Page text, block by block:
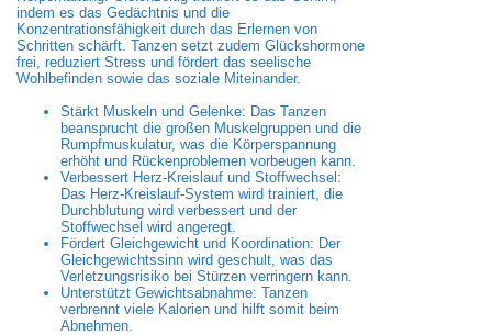
indem es das Gedächtnis und die
Konzentrationsfähigkeit durch das Erlernen von
Schritten schärft. Tanzen setzt zudem Glückshormone
frei, reduziert Stress und fördert das seelische
Wohlbefinden sowie das soziale Miteinander.
Stärkt Muskeln und Gelenke: Das Tanzen
beansprucht die großen Muskelgruppen und die
Rumpfmuskulatur, was die Körperspannung
erhöht und Rückenproblemen vorbeugen kann.
Verbessert Herz-Kreislauf und Stoffwechsel:
Das Herz-Kreislauf-System wird trainiert, die
Durchblutung wird verbessert und der
Stoffwechsel wird angeregt.
Fördert Gleichgewicht und Koordination: Der
Gleichgewichtssinn wird geschult, was das
Verletzungsrisiko bei Stürzen verringern kann.
Unterstützt Gewichtsabnahme: Tanzen
verbrennt viele Kalorien und hilft somit beim
Abnehmen.